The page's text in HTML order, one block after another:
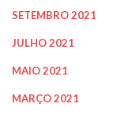
SETEMBRO 2021
JULHO 2021
MAIO 2021
MARÇO 2021